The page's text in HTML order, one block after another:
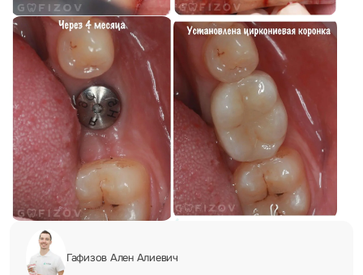
Гафизов Ален Алиевич